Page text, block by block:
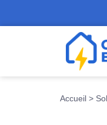
Accueil >